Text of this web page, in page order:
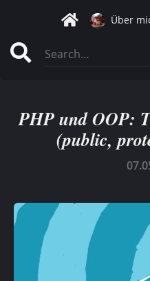
Über
PHP und OOP:
(public,